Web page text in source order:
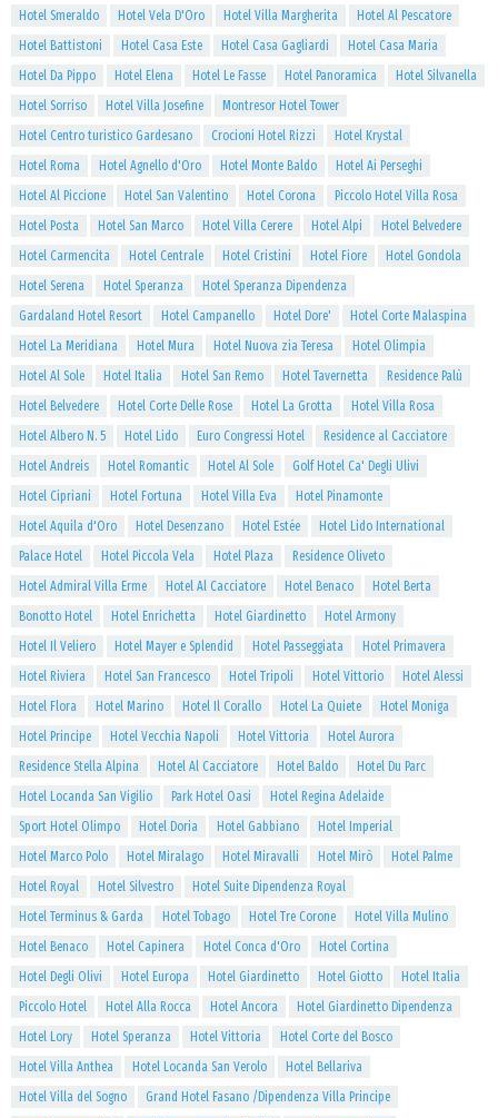
Hotel Smeraldo
Hotel Vela D'Oro Hotel Villa Margherita
Hotel Al Pescatore
Hotel Battistoni
Hotel Casa Este Hotel Casa Gagliardi
Hotel Casa Maria
Hotel Da Pippo
Hotel Elena Hotel Le Fasse Hotel Panoramica
Hotel Silvanella
Hotel Sorriso
Hotel Villa Josefine
Montresor Hotel Tower
Hotel Centro turistico Gardesano
Crocioni Hotel Rizzi
Hotel Krystal
Hotel Roma
Hotel Agnello d'Oro Hotel Monte Baldo
Hotel Ai Perseghi
Hotel Al Piccione
Hotel San Valentino Hotel Corona
Piccolo Hotel Villa Rosa
Hotel Posta
Hotel San Marco Hotel Villa Cerere Hotel Alpi
Hotel Belvedere
Hotel Carmencita
Hotel Centrale Hotel Cristini Hotel Fiore
Hotel Gondola
Hotel Serena
Hotel Speranza
Hotel Speranza Dipendenza
Gardaland Hotel Resort
Hotel Campanello Hotel Dore'
Hotel Corte Malaspina
Hotel La Meridiana
Hotel Mura Hotel Nuova zia Teresa
Hotel Olimpia
Hotel Al Sole
Hotel Italia Hotel San Remo Hotel Tavernetta
Residence Palù
Hotel Belvedere
Hotel Corte Delle Rose Hotel La Grotta
Hotel Villa Rosa
Hotel Albero N. 5
Hotel Lido Euro Congressi Hotel
Residence al Cacciatore
Hotel Andreis
Hotel Romantic Hotel Al Sole
Golf Hotel Ca' Degli Ulivi
Hotel Cipriani
Hotel Fortuna Hotel Villa Eva
Hotel Pinamonte
Hotel Aquila d'Oro
Hotel Desenzano Hotel Estée
Hotel Lido International
Palace Hotel
Hotel Piccola Vela Hotel Plaza
Residence Oliveto
Hotel Admiral Villa Erme
Hotel Al Cacciatore Hotel Benaco
Hotel Berta
Bonotto Hotel
Hotel Enrichetta Hotel Giardinetto
Hotel Armony
Hotel Il Veliero
Hotel Mayer e Splendid Hotel Passeggiata
Hotel Primavera
Hotel Riviera
Hotel San Francesco Hotel Tripoli Hotel Vittorio
Hotel Alessi
Hotel Flora
Hotel Marino Hotel Il Corallo Hotel La Quiete
Hotel Moniga
Hotel Principe
Hotel Vecchia Napoli Hotel Vittoria
Hotel Aurora
Residence Stella Alpina
Hotel Al Cacciatore Hotel Baldo
Hotel Du Parc
Hotel Locanda San Vigilio
Park Hotel Oasi
Hotel Regina Adelaide
Sport Hotel Olimpo
Hotel Doria Hotel Gabbiano
Hotel Imperial
Hotel Marco Polo
Hotel Miralago Hotel Miravalli Hotel Mirò
Hotel Palme
Hotel Royal
Hotel Silvestro
Hotel Suite Dipendenza Royal
Hotel Terminus & Garda
Hotel Tobago Hotel Tre Corone
Hotel Villa Mulino
Hotel Benaco
Hotel Capinera Hotel Conca d'Oro
Hotel Cortina
Hotel Degli Olivi
Hotel Europa Hotel Giardinetto Hotel Giotto
Hotel Italia
Piccolo Hotel
Hotel Alla Rocca Hotel Ancora
Hotel Giardinetto Dipendenza
Hotel Lory
Hotel Speranza Hotel Vittoria
Hotel Corte del Bosco
Hotel Villa Anthea
Hotel Locanda San Verolo
Hotel Bellariva
Hotel Villa del Sogno
Grand Hotel Fasano /Dipendenza Villa Principe